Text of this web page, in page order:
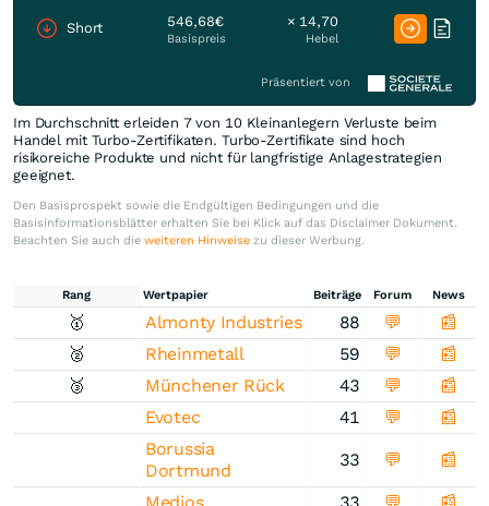
Short 546,68€
Basispreis
× 14,70
Hebel
Präsentiert von
Im Durchschnitt erleiden 7 von 10 Kleinanlegern Verluste beim
Handel mit Turbo-Zertifikaten. Turbo-Zertifikate sind hoch
risikoreiche Produkte und nicht für langfristige Anlagestrategien
geeignet.
Den Basisprospekt sowie die Endgültigen Bedingungen und die
Basisinformationsblätter erhalten Sie bei Klick auf das Disclaimer Dokument.
Beachten Sie auch die weiteren Hinweise zu dieser Werbung.
Rang Wertpapier Beiträge Forum News
🥇 Almonty Industries 88 💬
📰
🥈
Rheinmetall 59 💬
📰
🥉
Münchener Rück 43 💬
📰
Evotec
41 💬
📰
Borussia
Dortmund
33 💬 📰